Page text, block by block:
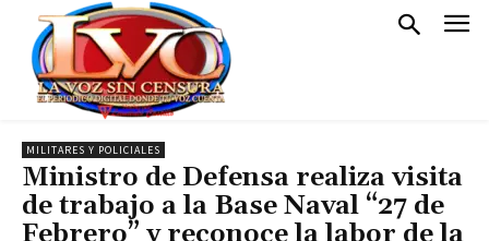
MILITARES Y POLICIALES
Ministro de Defensa realiza visita
de trabajo a la Base Naval “27 de
Febrero” y reconoce la labor de la